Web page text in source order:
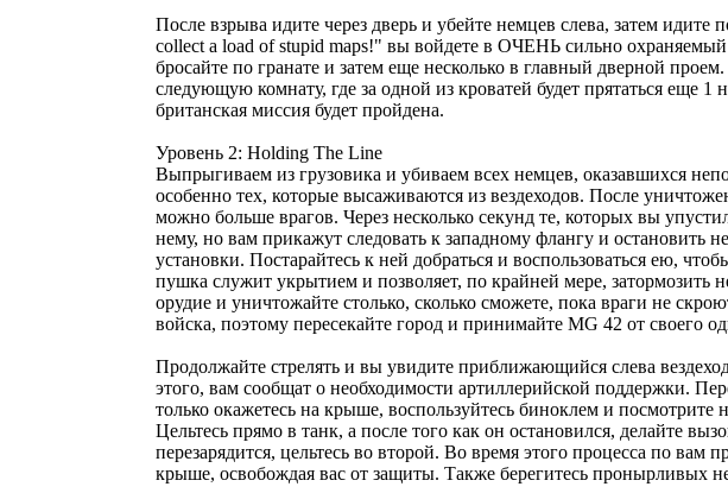
После взрыва идите через дверь и убейте немцев слева, затем
collect a load of stupid maps!" вы войдете в ОЧЕНЬ сильно
бросайте по гранате и затем еще несколько в главный дверной
следующую комнату, где за одной из кроватей будет прятаться еще
британская миссия будет пройдена.
Уровень 2: Holding The Line
Выпрыгиваем из грузовика и убиваем всех немцев, оказавшихся
особенно тех, которые высаживаются из вездеходов. После
можно больше врагов. Через несколько секунд те, которых вы
нему, но вам прикажут следовать к западному флангу и остановить
установки. Постарайтесь к ней добраться и воспользоваться ею,
пушка служит укрытием и позволяет, по крайней мере, затормозить
орудие и уничтожайте столько, сколько сможете, пока враги не
войска, поэтому пересекайте город и принимайте MG 42 от
Продолжайте стрелять и вы увидите приближающийся слева
этого, вам сообщат о необходимости артиллерийской поддержки.
только окажетесь на крыше, воспользуйтесь биноклем и
Цельтесь прямо в танк, а после того как он остановился, делайте
перезарядится, цельтесь во второй. Во время этого процесса по
крыше, освобождая вас от защиты. Также берегитесь пронырливых